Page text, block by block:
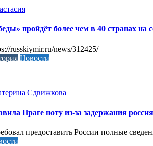
пройдёт более чем в 40 странах на
russkiymir.ru/news/312425/
Новости
Сдвижкова
Праге ноту из-за задержания
предоставить России полные